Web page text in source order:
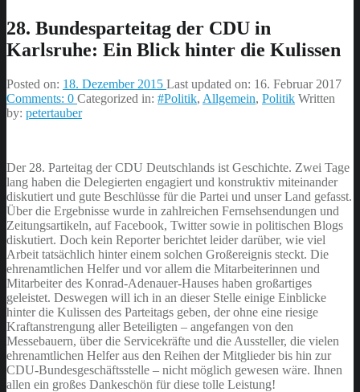
28. Bundesparteitag der CDU in
Karlsruhe: Ein Blick hinter die Kulissen
Posted on: 18. Dezember 2015 Last updated on: 16. Februar 2017
Comments: 0 Categorized in: #Politik, Allgemein, Politik Written
by: petertauber
Der 28. Parteitag der CDU Deutschlands ist Geschichte. Zwei Tage
lang haben die Delegierten engagiert und konstruktiv miteinander
diskutiert und gute Beschlüsse für die Partei und unser Land gefasst.
Über die Ergebnisse wurde in zahlreichen Fernsehsendungen und
Zeitungsartikeln, auf Facebook, Twitter sowie in politischen Blogs
diskutiert. Doch kein Reporter berichtet leider darüber, wie viel
Arbeit tatsächlich hinter einem solchen Großereignis steckt. Die
ehrenamtlichen Helfer und vor allem die Mitarbeiterinnen und
Mitarbeiter des Konrad-Adenauer-Hauses haben großartiges
geleistet. Deswegen will ich in an dieser Stelle einige Einblicke
hinter die Kulissen des Parteitags geben, der ohne eine riesige
Kraftanstrengung aller Beteiligten – angefangen von den
Messebauern, über die Servicekräfte und die Aussteller, die vielen
ehrenamtlichen Helfer aus den Reihen der Mitglieder bis hin zur
CDU-Bundesgeschäftsstelle – nicht möglich gewesen wäre. Ihnen
allen ein großes Dankeschön für diese tolle Leistung!